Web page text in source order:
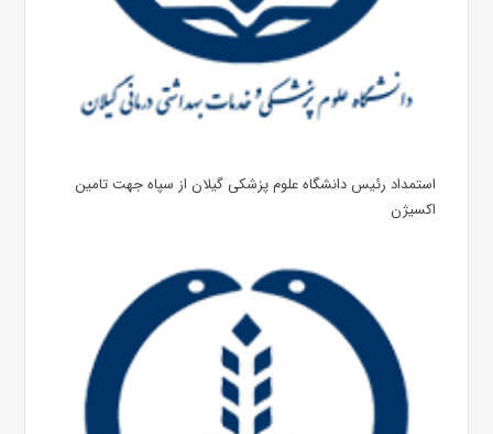
استمداد رئیس دانشگاه علوم پزشکی گیلان از سپاه جهت تامین
اکسیژن